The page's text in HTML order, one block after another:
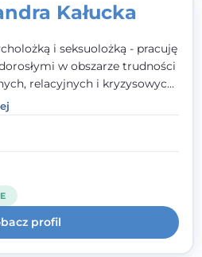
Kałucka
i seksuolożką - pracuję
w obszarze trudności
relacyjnych i kryzysowych,
po doświadczeniach
psychologię
studia podyplomowe z
i seksuologii
SWPS we Wrocławiu. W pracy
etyką zawodową i
na potrzeby klienta.
profil